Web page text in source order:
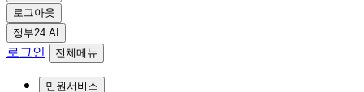
로그아웃
정부24 AI
로그인 전체메뉴
민원서비스